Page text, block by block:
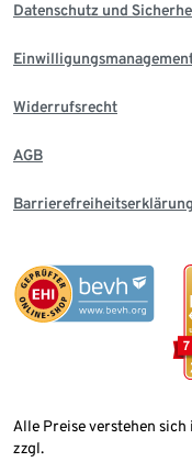
Datenschutz und
Widerrufsrecht
AGB
Barrierefreiheitserklärung
Alle Preise verstehen
zzgl.